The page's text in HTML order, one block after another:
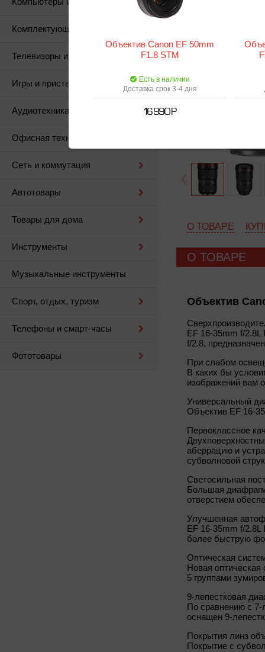
Объектив Canon EF 50mm
F1.8 STM
Есть в наличии
Доставка срок 3-4 дня
16 990 Р
Комплектующие для ПК
Телевизоры и медиа
Игры и приставки
Аудиотехника
Офисная техника и мебель
Сеть и коммутация
Автотовары
Товары для дома
Инструменты
Музыкальные инструменты
Спорт, отдых, туризм
Телефоны и смарт-часы
Фототовары
О ТОВАРЕ
О ТОВАРЕ
Объектив
EF 16-35mm f/2.8L
f/2.8,
При слабом
В каких бы
изображений вам
Универсальный
Объектив EF 16-
Первоклассное
аберрацию и
субволновой
Светосильная
Большая
отверстием
Улучшенная
EF 16-35mm f/2.8L
более быструю
Оптическая
Новая
5 группами
9-лепестковая
По сравнению с 7-
оснащен 9-
Покрытия линз
Покрытие с